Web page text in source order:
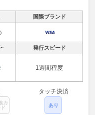
国際ブランド
発行スピード
1週間程度
カ
タッチ決済
あり